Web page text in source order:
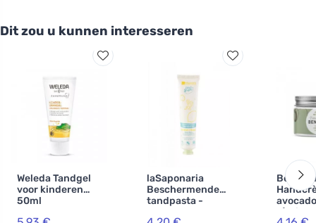
Dit zou u kunnen interesseren
Weleda Tandgel
voor kinderen
50ml
laSaponaria
Beschermende
tandpasta -
Ben &
g) -